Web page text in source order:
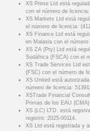
XS Prime Ltd está
con el número de licencia:
XS Markets Ltd está
el número de licencia:
XS Finance Ltd está
en Malasia con el
XS ZA (Pty) Ltd está
Sudáfrica (FSCA) con el
XS Trade Services Ltd
(FSC) con el número de
XS United está
número de licencia:
XSTrade Financial
Primas de los EAU
XS (LC) LTD. está
registro: 2025-00114.
XS Ltd está registrada y